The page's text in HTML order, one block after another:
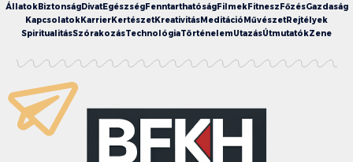
ÁllatokBiztonságDivatEgészségFenntarthatóságFilmekFitneszFőzésGazdaság
KapcsolatokKarrierKertészetKreativitásMeditációMűvészetRejtélyek
SpiritualitásSzórakozásTechnológiaTörténelemUtazásÚtmutatókZene